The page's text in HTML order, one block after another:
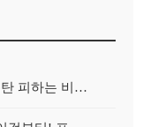
2026년 실비보험 갱신, 보험료 폭탄 피하는 비교사이트의 비밀